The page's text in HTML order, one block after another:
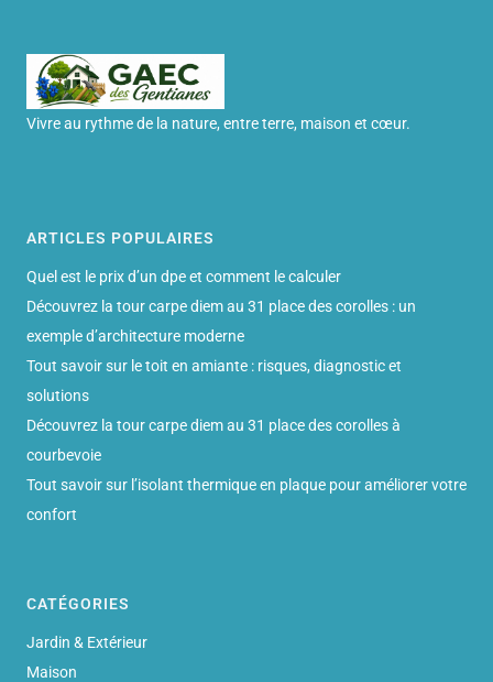
Vivre au rythme de la nature, entre terre, maison et cœur.
ARTICLES POPULAIRES
Quel est le prix d’un dpe et comment le calculer
Découvrez la tour carpe diem au 31 place des corolles : un
exemple d’architecture moderne
Tout savoir sur le toit en amiante : risques, diagnostic et
solutions
Découvrez la tour carpe diem au 31 place des corolles à
courbevoie
Tout savoir sur l’isolant thermique en plaque pour améliorer votre
confort
CATÉGORIES
Jardin & Extérieur
Maison